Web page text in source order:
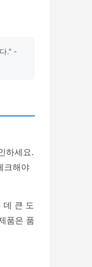
." -
하세요.
크해야
데 큰 도
품은 품